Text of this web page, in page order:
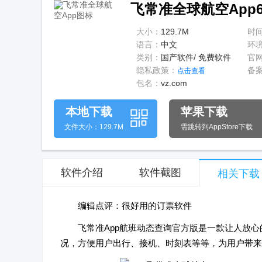
飞常准全球航空
大小： 129.7M
时
语言： 中文
环
类别： 国产软件/ 免费软件
官
隐私政策： 点击查看
备
包名： vz.com
本地下载
文件大小：129.7M
苹果下载
需跳转到AppStore下载
软件介绍 软件截图 相关下载
编辑点评：很好用的订票软件
飞常准App航班动态查询官方版是一款让人放
况，方便用户出行、接机、时刻表等等，为用户带